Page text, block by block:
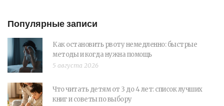
Популярные записи
Как остановить рвоту немедленно: быстрые
методы и когда нужна помощь
5 августа 2026
Что читать детям от 3 до 4 лет: список лучших
книг и советы по выбору